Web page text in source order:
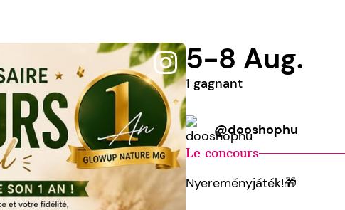
5-8 Aug.
1 gagnant
@dooshophu
Le concours
Nyereményjáték!🎁